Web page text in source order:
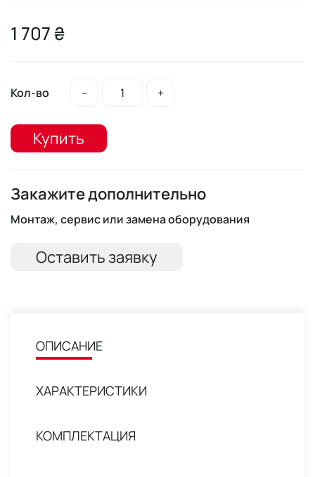
1 707 ₴
Кол-во – +
Купить
Закажите дополнительно
Монтаж, сервис или замена оборудования
Оставить заявку
ОПИСАНИЕ
ХАРАКТЕРИСТИКИ
КОМПЛЕКТАЦИЯ